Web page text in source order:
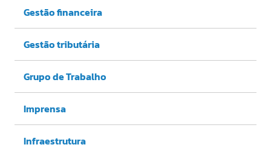
Gestão financeira
Gestão tributária
Grupo de Trabalho
Imprensa
Infraestrutura